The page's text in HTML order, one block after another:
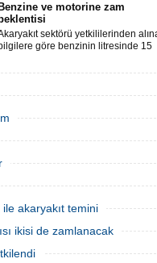
Benzine ve motorine zam
beklentisi
sektörü yetkililerinden
göre benzinin litresinde 15
yapılması bekleniyor.
akaryakıt temini
ikisi de zamlanacak